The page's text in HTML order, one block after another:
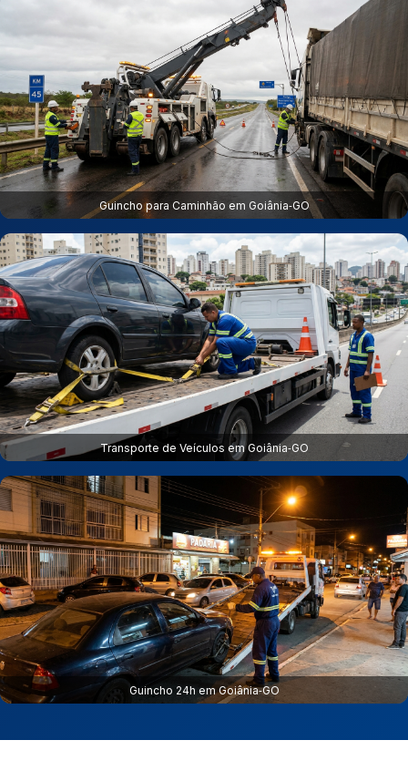
Guincho para Caminhão em Goiânia‑GO
Transporte de Veículos em Goiânia‑GO
Guincho 24h em Goiânia‑GO